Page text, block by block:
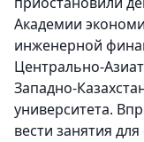
Академии
инженерной
Центрально-
Западно-
университета.
вести занятия для